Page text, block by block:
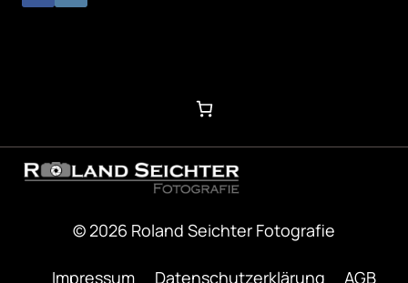
© 2026 Roland Seichter Fotografie
Impressum Datenschutzerklärung AGB